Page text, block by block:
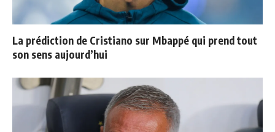
La prédiction de Cristiano sur Mbappé qui prend tout
son sens aujourd’hui